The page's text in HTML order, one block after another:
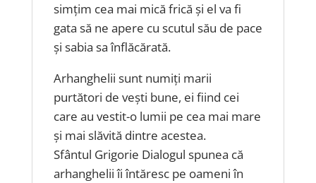
simțim cea mai mică frică și el va fi
gata să ne apere cu scutul său de pace
și sabia sa înflăcărată.
Arhanghelii sunt numiți marii
purtători de vești bune, ei fiind cei
care au vestit-o lumii pe cea mai mare
și mai slăvită dintre acestea.
Sfântul Grigorie Dialogul spunea că
arhanghelii îi întăresc pe oameni în